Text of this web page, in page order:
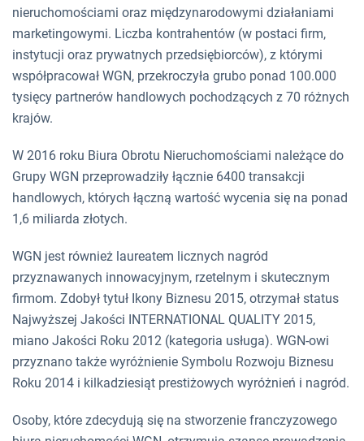
nieruchomościami oraz międzynarodowymi działaniami
marketingowymi. Liczba kontrahentów (w postaci firm,
instytucji oraz prywatnych przedsiębiorców), z którymi
współpracował WGN, przekroczyła grubo ponad 100.000
tysięcy partnerów handlowych pochodzących z 70 różnych
krajów.
W 2016 roku Biura Obrotu Nieruchomościami należące do
Grupy WGN przeprowadziły łącznie 6400 transakcji
handlowych, których łączną wartość wycenia się na ponad
1,6 miliarda złotych.
WGN jest również laureatem licznych nagród
przyznawanych innowacyjnym, rzetelnym i skutecznym
firmom. Zdobył tytuł Ikony Biznesu 2015, otrzymał status
Najwyższej Jakości INTERNATIONAL QUALITY 2015,
miano Jakości Roku 2012 (kategoria usługa). WGN-owi
przyznano także wyróżnienie Symbolu Rozwoju Biznesu
Roku 2014 i kilkadziesiąt prestiżowych wyróżnień i nagród.
Osoby, które zdecydują się na stworzenie franczyzowego